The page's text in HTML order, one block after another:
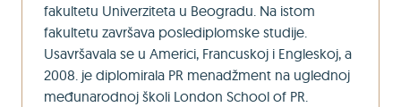
fakultetu Univerziteta u Beogradu. Na istom
fakultetu završava poslediplomske studije.
Usavršavala se u Americi, Francuskoj i Engleskoj, a
2008. je diplomirala PR menadžment na uglednoj
međunarodnoj školi London School of PR.